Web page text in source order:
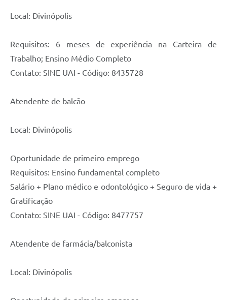
Local: Divinópolis
Requisitos: 6 meses de experiência na Carteira de
Trabalho; Ensino Médio Completo
Contato: SINE UAI - Código: 8435728
Atendente de balcão
Local: Divinópolis
Oportunidade de primeiro emprego
Requisitos: Ensino fundamental completo
Salário + Plano médico e odontológico + Seguro de vida +
Gratificação
Contato: SINE UAI - Código: 8477757
Atendente de farmácia/balconista
Local: Divinópolis